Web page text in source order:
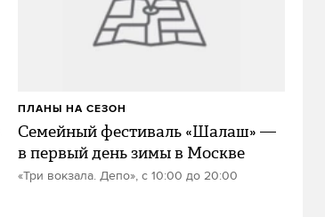
Семейный фестиваль «Шалаш» —
в первый день зимы в Москве
«Три вокзала. Депо», с 10:00 до 20:00
ПЛАНЫ НА СЕЗОН